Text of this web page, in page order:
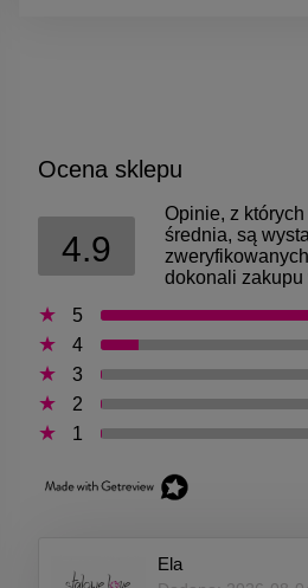
Ocena sklepu
4.9
Opinie, z
średnia, są
dokonali zakupu
5
4
3
2
1
Ela